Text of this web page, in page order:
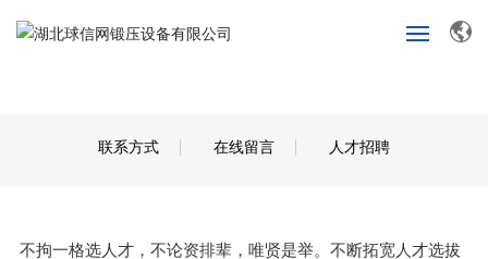
们
联系方式 在线留言 人才招聘
不拘一格选人才，不论资排辈，唯贤是举。不断拓宽人才选拔